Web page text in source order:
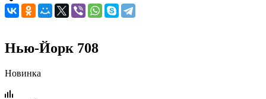
Нью-Йорк 708
Новинка